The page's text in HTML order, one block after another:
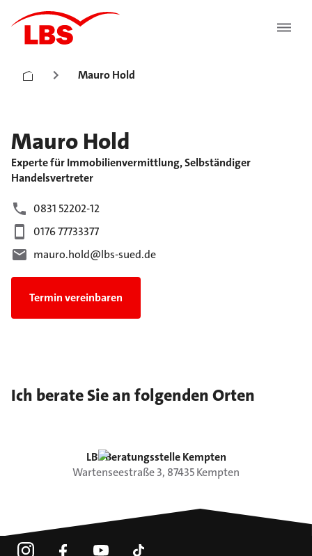
Mauro Hold
Mauro Hold
Experte für Immobilienvermittlung, Selbständiger
Handelsvertreter
0831 52202-12
0176 77733377
mauro.hold@lbs-sued.de
Termin vereinbaren
Ich berate Sie an folgenden Orten
LBS Beratungsstelle Kempten
Wartenseestraße3, 87435Kempten